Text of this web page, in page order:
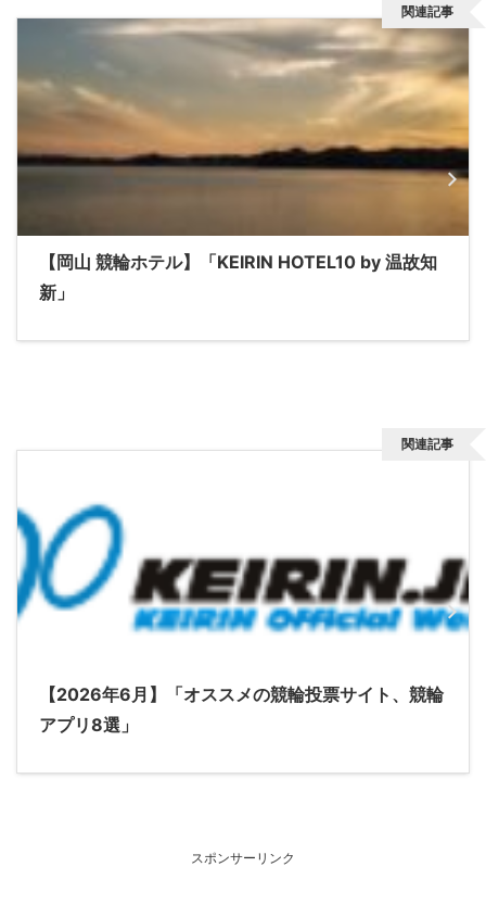
【岡山 競輪ホテル】「KEIRIN HOTEL10 by 温故知
新」
関連記事
【2026年6月】「オススメの競輪投票サイト、競輪
アプリ8選」
関連記事
スポンサーリンク